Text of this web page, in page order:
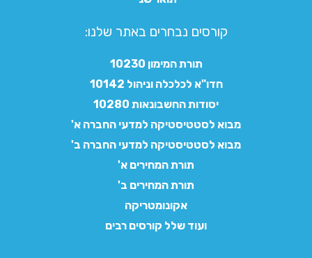
קורסים נבחרים באתר שלנו:​
תורת המימון 10230
חדו"א לכלכלה וניהול 10142
יסודות החשבונאות 10280
מבוא לסטטיסטיקה למדעי החברה א'
מבוא לסטטיסטיקה למדעי החברה ב'
תורת המחירים א'
תורת המחירים ב'
אקונומטריקה
ועוד שלל קורסים רבים